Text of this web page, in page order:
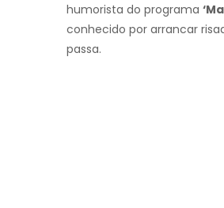
humorista do programa
conhecido por arrancar
passa.